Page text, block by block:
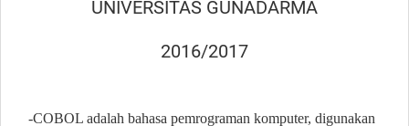
UNIVERSITAS GUNADARMA
2016/2017
-COBOL adalah bahasa pemrograman komputer, digunakan